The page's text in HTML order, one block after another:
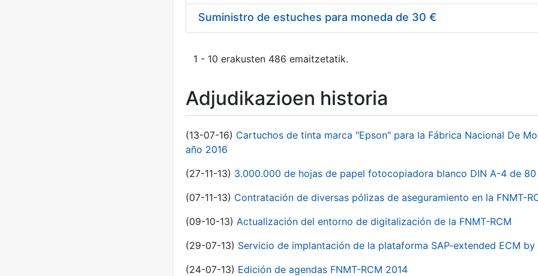
Suministro de estuches para moneda de 30 €
1 - 10 erakusten 486 emaitzetatik.
Adjudikazioen historia
(13-07-16) Cartuchos de tinta marca "Epson" para la Fábrica Nacional De
año 2016
(27-11-13) 3.000.000 de hojas de papel fotocopiadora blanco DIN A-4 de 80
(07-11-13) Contratación de diversas pólizas de aseguramiento en la FNMT-
(09-10-13) Actualización del entorno de digitalización de la FNMT-RCM
(29-07-13) Servicio de implantación de la plataforma SAP-extended ECM by
(24-07-13) Edición de agendas FNMT-RCM 2014